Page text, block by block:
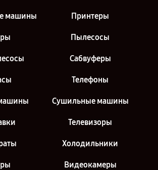
машины Принтеры
Пылесосы
Сабвуферы
Телефоны
Сушильные машины
Телевизоры
Холодильники
Видеокамеры